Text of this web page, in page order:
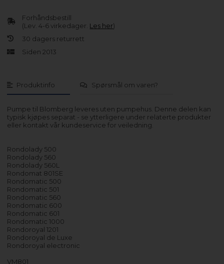
Produktinfo Spørsmål om varen?
Pumpe til Blomberg leveres uten pumpehus. Denne delen kan
typisk kjøpes separat - se ytterligere under relaterte produkter
eller kontakt vår kundeservice for veiledning.
Rondolady 500
Rondolady 560
Rondolady 560L
Rondomat 801SE
Rondomatic 500
Rondomatic 501
Rondomatic 560
Rondomatic 600
Rondomatic 601
Rondomatic 1000
Rondoroyal 1201
Rondoroyal de Luxe
Rondoroyal electronic
VM801
Forhåndsbestill
(Lev. 4-6 virkedager. Les her)
30 dagers returrett
Siden 2013